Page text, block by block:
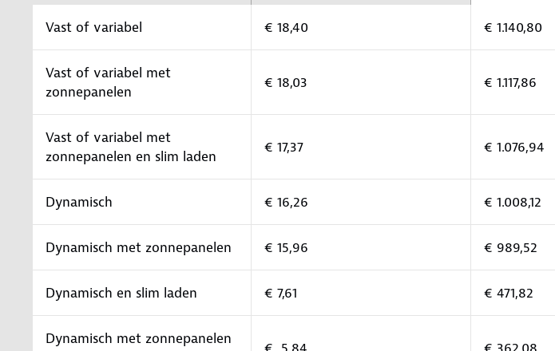
Vast of variabel € 18,40 € 1.140,80
Vast of variabel met
zonnepanelen
€ 18,03 € 1.117,86
Vast of variabel met
zonnepanelen en slim laden
€ 17,37 € 1.076,94
Dynamisch € 16,26 € 1.008,12
Dynamisch met zonnepanelen € 15,96 € 989,52
Dynamisch en slim laden € 7,61 € 471,82
Dynamisch met zonnepanelen
€ 5,84 € 362,08